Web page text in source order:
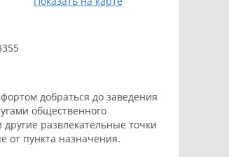
добраться до заведения
общественного
развлекательные точки
от пункта назначения.